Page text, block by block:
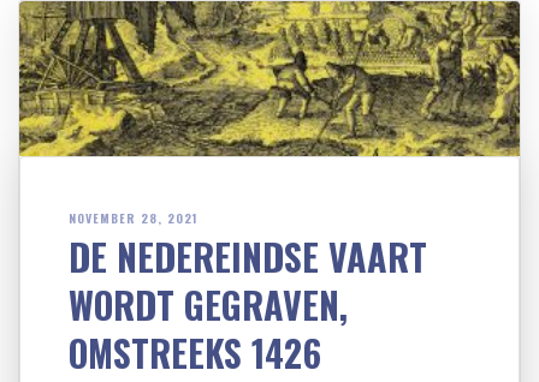
NOVEMBER 28, 2021
DE NEDEREINDSE VAART
WORDT GEGRAVEN,
OMSTREEKS 1426